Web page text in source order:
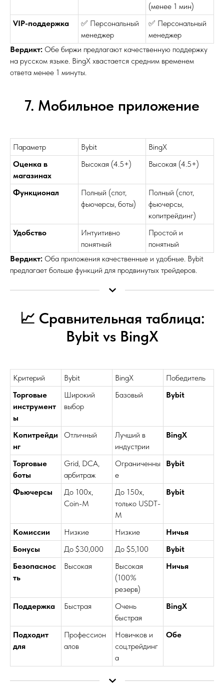
(менее 1 мин)
VIP-поддержка
✅ Персональный
менеджер
✅ Персональный
менеджер
Вердикт: Обе биржи предлагают качественную поддержку
на русском языке. BingX хвастается средним временем
ответа менее 1 минуты.
7. Мобильное приложение
Параметр Bybit
BingX
Оценка в
магазинах
Высокая (4.5+) Высокая (4.5+)
Функционал
Полный (спот,
фьючерсы, боты)
Полный (спот,
фьючерсы,
копитрейдинг)
Удобство
Интуитивно
понятный
Простой и
понятный
Вердикт: Оба приложения качественные и удобные. Bybit
предлагает больше функций для продвинутых трейдеров.
📈 Сравнительная таблица:
Bybit vs BingX
Критерий Bybit BingX
Победитель
Торговые
инструмент
ы
Широкий
выбор
Базовый Bybit
Копитрейди
нг
Отличный
Лучший в
индустрии
BingX
Торговые
боты
Grid, DCA,
арбитраж
Ограниченны
е
Bybit
Фьючерсы
До 100x,
Coin-M
До 150x,
только USDT-
M
Bybit
Комиссии Низкие Низкие
Ничья
Бонусы
До $30,000 До $5,100
Bybit
Безопаснос
ть
Высокая
Высокая
(100%
резерв)
Ничья
Поддержка Быстрая
Очень
быстрая
BingX
Подходит
для
Профессион
алов
Новичков и
соц.трейдинг
а
Обе